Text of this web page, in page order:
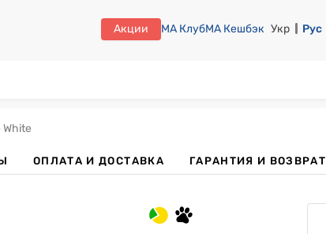
Акции МА КлубМА Кешбэк Укр Рус
ОПЛАТА И ДОСТАВКА ГАРАНТИЯ И ВОЗВРАТ